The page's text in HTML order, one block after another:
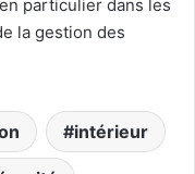
particulier dans les
la gestion des
intérieur